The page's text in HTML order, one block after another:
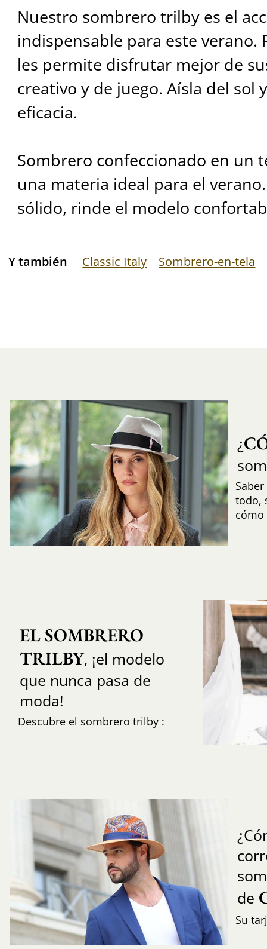
Nuestro sombrero trilby es el
indispensable para este verano.
les permite disfrutar mejor de
creativo y de juego. Aísla del sol
eficacia.
Sombrero confeccionado en un
una materia ideal para el
sólido, rinde el modelo
Y también Classic Italy Sombrero-en-tela
¿
todo,
cómo
EL SOMBRERO
TRILBY, ¡el modelo
que nunca pasa de
moda!
Descubre el sombrero trilby :
de
Su